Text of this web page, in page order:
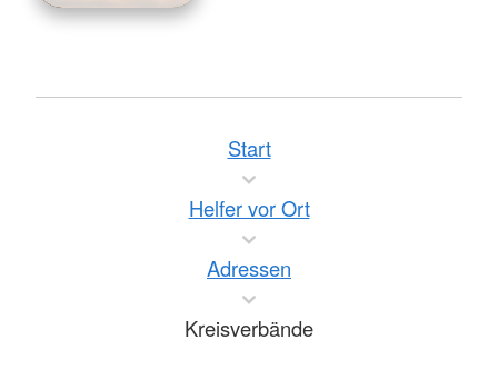
Start
Helfer vor Ort
Adressen
Kreisverbände